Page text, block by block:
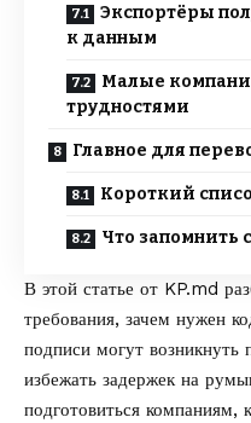
Экспортёры
к данным
Малые
трудностями
Главное для
Короткий
Что запомнить
В этой статье от KP.md
требования, зачем нужен
подписи могут возникнуть
избежать задержек на
подготовиться компаниям,